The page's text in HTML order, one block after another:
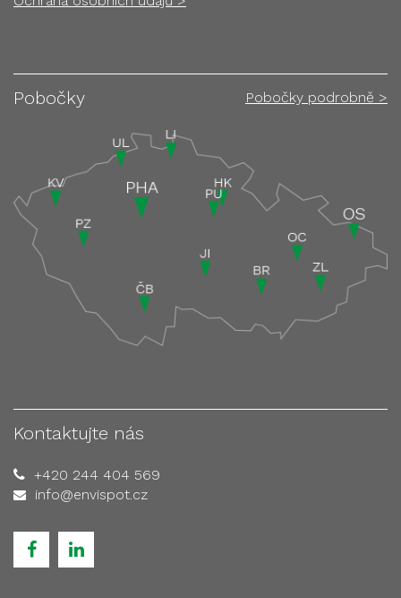
Pobočky Pobočky podrobně >
Kontaktujte nás
+420 244 404 569
info@envispot.cz